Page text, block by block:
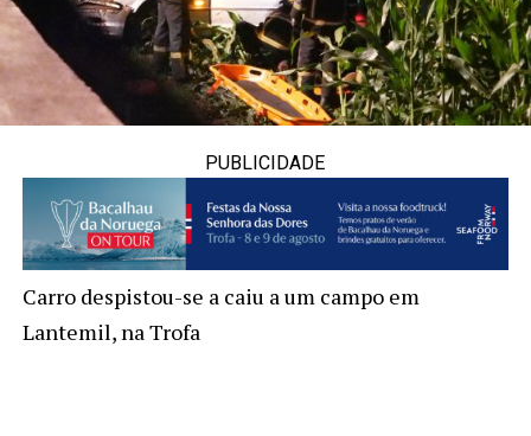
PUBLICIDADE
Carro despistou-se a caiu a um campo em
Lantemil, na Trofa